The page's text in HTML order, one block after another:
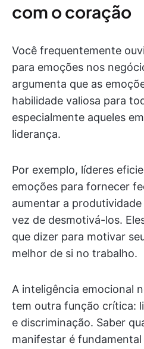
com o coração
Você frequentemente
para emoções nos
argumenta que as
habilidade valiosa para
especialmente aqueles
liderança.
Por exemplo, líderes
emoções para fornecer
aumentar a
vez de desmotivá-los.
que dizer para motivar
melhor de si no trabalho.
A inteligência emocional
tem outra função crítica:
e discriminação. Saber
manifestar é